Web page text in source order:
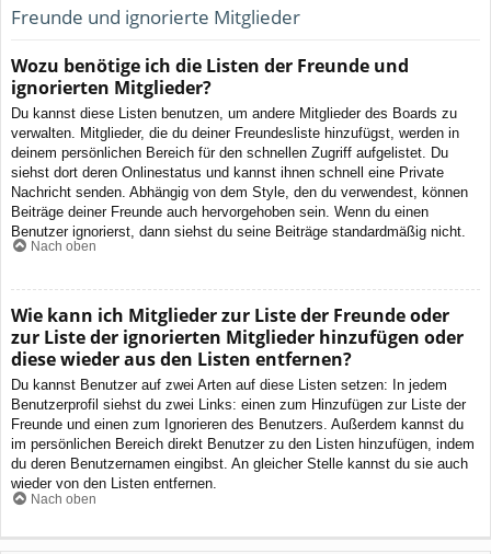
Freunde und ignorierte Mitglieder
Wozu benötige ich die Listen der Freunde und
ignorierten Mitglieder?
Du kannst diese Listen benutzen, um andere Mitglieder des Boards zu
verwalten. Mitglieder, die du deiner Freundesliste hinzufügst, werden in
deinem persönlichen Bereich für den schnellen Zugriff aufgelistet. Du
siehst dort deren Onlinestatus und kannst ihnen schnell eine Private
Nachricht senden. Abhängig von dem Style, den du verwendest, können
Beiträge deiner Freunde auch hervorgehoben sein. Wenn du einen
Benutzer ignorierst, dann siehst du seine Beiträge standardmäßig nicht.
Nach oben
Wie kann ich Mitglieder zur Liste der Freunde oder
zur Liste der ignorierten Mitglieder hinzufügen oder
diese wieder aus den Listen entfernen?
Du kannst Benutzer auf zwei Arten auf diese Listen setzen: In jedem
Benutzerprofil siehst du zwei Links: einen zum Hinzufügen zur Liste der
Freunde und einen zum Ignorieren des Benutzers. Außerdem kannst du
im persönlichen Bereich direkt Benutzer zu den Listen hinzufügen, indem
du deren Benutzernamen eingibst. An gleicher Stelle kannst du sie auch
wieder von den Listen entfernen.
Nach oben